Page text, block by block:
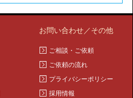
お問い合わせ／その他
ご相談・ご依頼
ご依頼の流れ
プライバシーポリシー
採用情報